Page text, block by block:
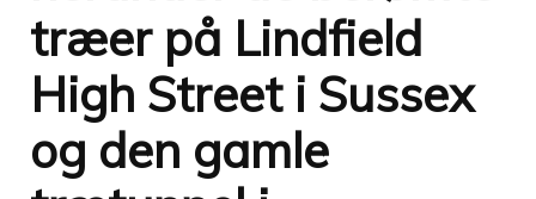
træer på Lindfield
High Street i Sussex
og den gamle